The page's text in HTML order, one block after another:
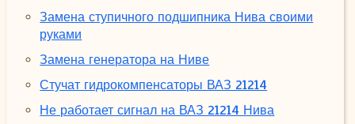
Замена ступичного подшипника Нива своими
руками
Замена генератора на Ниве
Стучат гидрокомпенсаторы ВАЗ 21214
Не работает сигнал на ВАЗ 21214 Нива